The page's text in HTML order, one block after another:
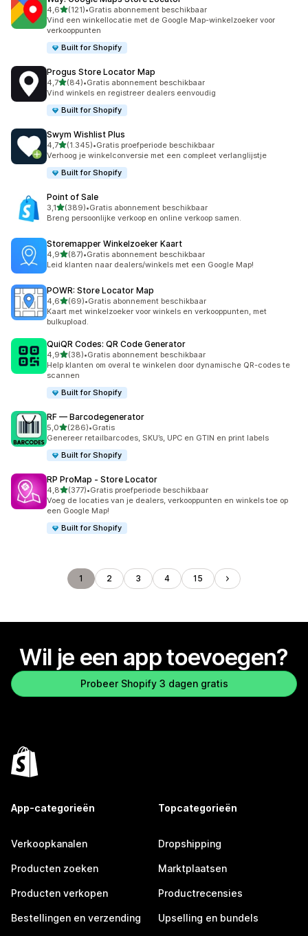
4,6van 5 sterren
(121)
121 recensies in totaal
•Gratis abonnement beschikbaar
Vind een winkellocatie met de Google Map-winkelzoeker voor
verkooppunten
Built for Shopify
Progus Store Locator Map
4,7van 5 sterren
(84)
84 recensies in totaal
•Gratis abonnement beschikbaar
Vind winkels en registreer dealers eenvoudig
Built for Shopify
Swym Wishlist Plus
4,7van 5 sterren
(1.345)
1345 recensies in totaal
•Gratis proefperiode beschikbaar
Verhoog je winkelconversie met een compleet verlanglijstje
Built for Shopify
Point of Sale
3,1van 5 sterren
(389)
389 recensies in totaal
•Gratis abonnement beschikbaar
Breng persoonlijke verkoop en online verkoop samen.
Storemapper Winkelzoeker Kaart
4,9van 5 sterren
(87)
87 recensies in totaal
•Gratis abonnement beschikbaar
Leid klanten naar dealers/winkels met een Google Map!
POWR: Store Locator Map
4,6van 5 sterren
(69)
69 recensies in totaal
•Gratis abonnement beschikbaar
Kaart met winkelzoeker voor winkels en verkooppunten, met
bulkupload.
QuiQR Codes: QR Code Generator
4,9van 5 sterren
(38)
38 recensies in totaal
•Gratis abonnement beschikbaar
Help klanten om overal te winkelen door dynamische QR-codes te
scannen
Built for Shopify
RF — Barcodegenerator
5,0van 5 sterren
(286)
286 recensies in totaal
•Gratis
Genereer retailbarcodes, SKU’s, UPC en GTIN en print labels
Built for Shopify
RP ProMap ‑ Store Locator
4,8van 5 sterren
(377)
377 recensies in totaal
•Gratis proefperiode beschikbaar
Voeg de locaties van je dealers, verkooppunten en winkels toe op
een Google Map!
Built for Shopify
1 2 3 4 15
Wil je een app toevoegen?
Probeer Shopify 3 dagen gratis
App-categorieën
Verkoopkanalen
Producten zoeken
Producten verkopen
Bestellingen en verzending
Topcategorieën
Dropshipping
Marktplaatsen
Productrecensies
Upselling en bundels